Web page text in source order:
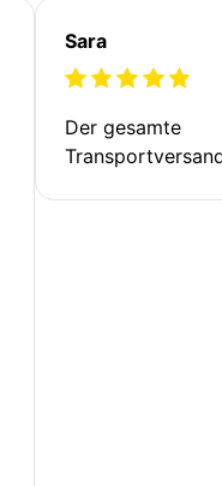
Sara
Der gesamte